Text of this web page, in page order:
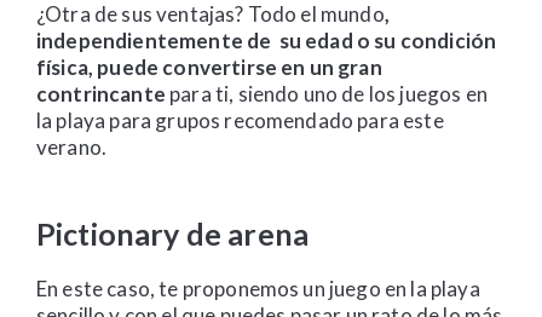
¿Otra de sus ventajas? Todo el mundo,
independientemente de su edad o su condición
física, puede convertirse en un gran
contrincante para ti, siendo uno de los juegos en
la playa para grupos recomendado para este
verano.
Pictionary de arena
En este caso, te proponemos un juego en la playa